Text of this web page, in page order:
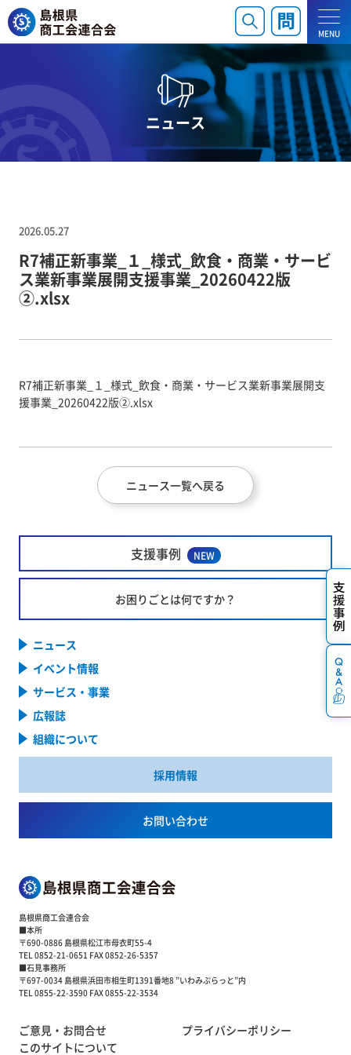
MENU
ニュース
2026.05.27
R7補正新事業_１_様式_飲食・商業・サービ
ス業新事業展開支援事業_20260422版
②.xlsx
R7補正新事業_１_様式_飲食・商業・サービス業新事業展開支
援事業_20260422版②.xlsx
ニュース一覧へ戻る
支援事例 NEW
お困りごとは何ですか？
ニュース
イベント情報
サービス・事業
広報誌
組織について
採用情報
お問い合わせ
島根県商工会連合会
■本所
〒690-0886 島根県松江市母衣町55-4
TEL 0852-21-0651 FAX 0852-26-5357
■石見事務所
〒697-0034 島根県浜田市相生町1391番地8 ”いわみぷらっと”内
TEL 0855-22-3590 FAX 0855-22-3534
ご意見・お問合せ
プライバシーポリシー
このサイトについて